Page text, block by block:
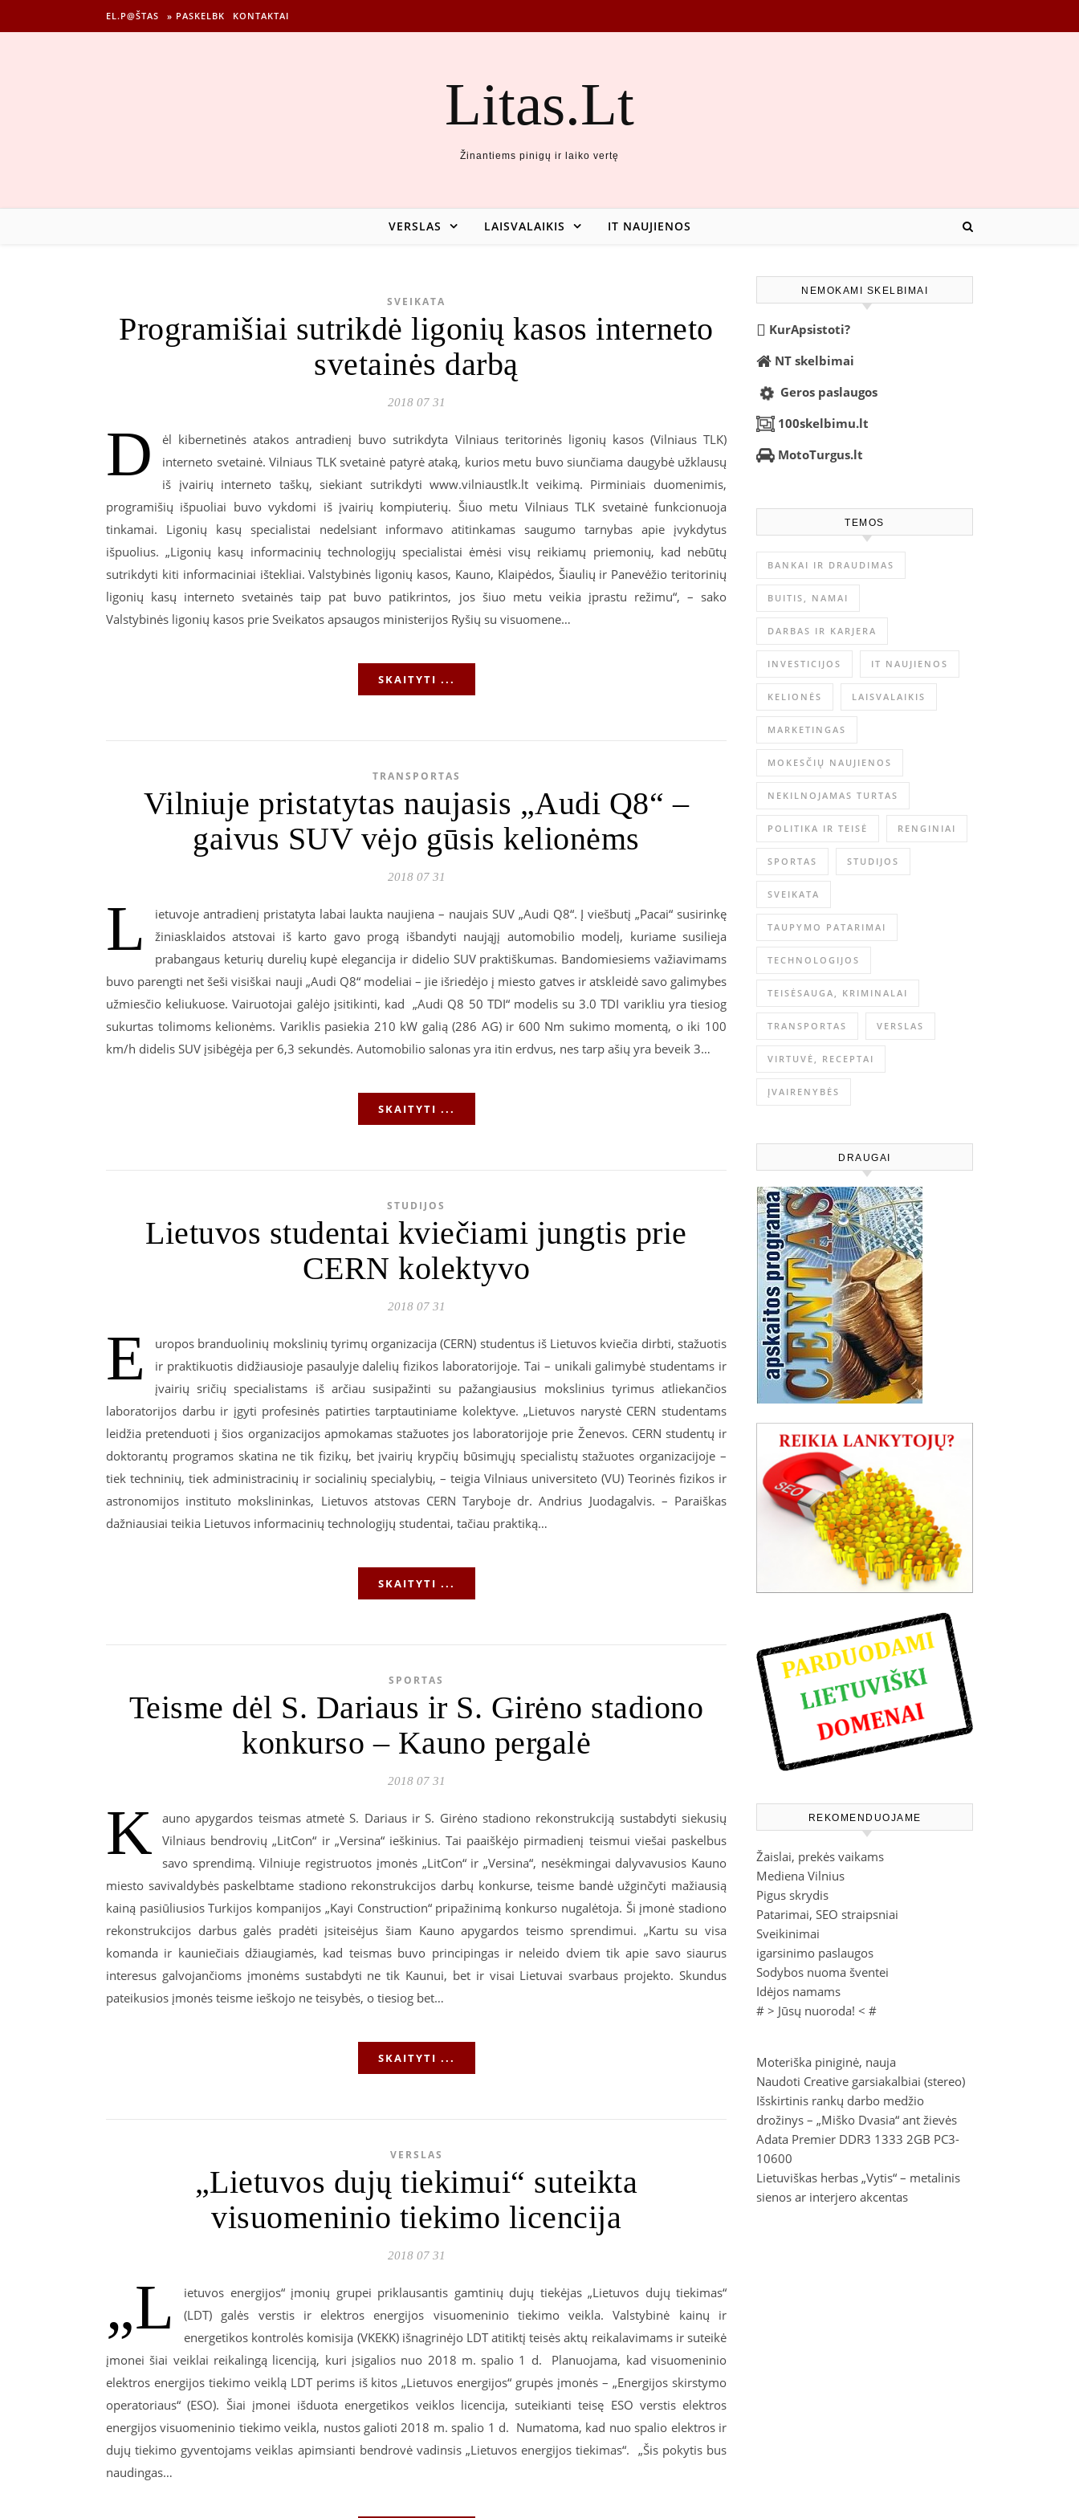
EL.P@ŠTAS » PASKELBK KONTAKTAI
Litas.Lt
Žinantiems pinigų ir laiko vertę
VERSLAS LAISVALAIKIS IT NAUJIENOS
SVEIKATA
Programišiai sutrikdė ligonių kasos interneto
svetainės darbą
2018 07 31
D
ėl kibernetinės atakos antradienį buvo sutrikdyta Vilniaus teritorinės ligonių kasos (Vilniaus TLK)
interneto svetainė. Vilniaus TLK svetainė patyrė ataką, kurios metu buvo siunčiama daugybė užklausų
iš įvairių interneto taškų, siekiant sutrikdyti www.vilniaustlk.lt veikimą. Pirminiais duomenimis,
programišių išpuoliai buvo vykdomi iš įvairių kompiuterių. Šiuo metu Vilniaus TLK svetainė funkcionuoja
tinkamai. Ligonių kasų specialistai nedelsiant informavo atitinkamas saugumo tarnybas apie įvykdytus
išpuolius. „Ligonių kasų informacinių technologijų specialistai ėmėsi visų reikiamų priemonių, kad nebūtų
sutrikdyti kiti informaciniai ištekliai. Valstybinės ligonių kasos, Kauno, Klaipėdos, Šiaulių ir Panevėžio teritorinių
ligonių kasų interneto svetainės taip pat buvo patikrintos, jos šiuo metu veikia įprastu režimu“, – sako
Valstybinės ligonių kasos prie Sveikatos apsaugos ministerijos Ryšių su visuomene…
SKAITYTI ...
TRANSPORTAS
Vilniuje pristatytas naujasis „Audi Q8“ –
gaivus SUV vėjo gūsis kelionėms
2018 07 31
L
ietuvoje antradienį pristatyta labai laukta naujiena – naujais SUV „Audi Q8“. Į viešbutį „Pacai“ susirinkę
žiniasklaidos atstovai iš karto gavo progą išbandyti naująjį automobilio modelį, kuriame susilieja
prabangaus keturių durelių kupė elegancija ir didelio SUV praktiškumas. Bandomiesiems važiavimams
buvo parengti net šeši visiškai nauji „Audi Q8“ modeliai – jie išriedėjo į miesto gatves ir atskleidė savo galimybes
užmiesčio keliukuose. Vairuotojai galėjo įsitikinti, kad „Audi Q8 50 TDI“ modelis su 3.0 TDI varikliu yra tiesiog
sukurtas tolimoms kelionėms. Variklis pasiekia 210 kW galią (286 AG) ir 600 Nm sukimo momentą, o iki 100
km/h didelis SUV įsibėgėja per 6,3 sekundės. Automobilio salonas yra itin erdvus, nes tarp ašių yra beveik 3…
SKAITYTI ...
STUDIJOS
Lietuvos studentai kviečiami jungtis prie
CERN kolektyvo
2018 07 31
E
uropos branduolinių mokslinių tyrimų organizacija (CERN) studentus iš Lietuvos kviečia dirbti, stažuotis
ir praktikuotis didžiausioje pasaulyje dalelių fizikos laboratorijoje. Tai – unikali galimybė studentams ir
įvairių sričių specialistams iš arčiau susipažinti su pažangiausius mokslinius tyrimus atliekančios
laboratorijos darbu ir įgyti profesinės patirties tarptautiniame kolektyve. „Lietuvos narystė CERN studentams
leidžia pretenduoti į šios organizacijos apmokamas stažuotes jos laboratorijoje prie Ženevos. CERN studentų ir
doktorantų programos skatina ne tik fizikų, bet įvairių krypčių būsimųjų specialistų stažuotes organizacijoje –
tiek techninių, tiek administracinių ir socialinių specialybių, – teigia Vilniaus universiteto (VU) Teorinės fizikos ir
astronomijos instituto mokslininkas, Lietuvos atstovas CERN Taryboje dr. Andrius Juodagalvis. – Paraiškas
dažniausiai teikia Lietuvos informacinių technologijų studentai, tačiau praktiką…
SKAITYTI ...
SPORTAS
Teisme dėl S. Dariaus ir S. Girėno stadiono
konkurso – Kauno pergalė
2018 07 31
K
auno apygardos teismas atmetė S. Dariaus ir S. Girėno stadiono rekonstrukciją sustabdyti siekusių
Vilniaus bendrovių „LitCon“ ir „Versina“ ieškinius. Tai paaiškėjo pirmadienį teismui viešai paskelbus
savo sprendimą. Vilniuje registruotos įmonės „LitCon“ ir „Versina“, nesėkmingai dalyvavusios Kauno
miesto savivaldybės paskelbtame stadiono rekonstrukcijos darbų konkurse, teisme bandė užginčyti mažiausią
kainą pasiūliusios Turkijos kompanijos „Kayi Construction“ pripažinimą konkurso nugalėtoja. Ši įmonė stadiono
rekonstrukcijos darbus galės pradėti įsiteisėjus šiam Kauno apygardos teismo sprendimui. „Kartu su visa
komanda ir kauniečiais džiaugiamės, kad teismas buvo principingas ir neleido dviem tik apie savo siaurus
interesus galvojančioms įmonėms sustabdyti ne tik Kaunui, bet ir visai Lietuvai svarbaus projekto. Skundus
pateikusios įmonės teisme ieškojo ne teisybės, o tiesiog bet…
SKAITYTI ...
VERSLAS
„Lietuvos dujų tiekimui“ suteikta
visuomeninio tiekimo licencija
2018 07 31
„L
ietuvos energijos“ įmonių grupei priklausantis gamtinių dujų tiekėjas „Lietuvos dujų tiekimas“
(LDT) galės verstis ir elektros energijos visuomeninio tiekimo veikla. Valstybinė kainų ir
energetikos kontrolės komisija (VKEKK) išnagrinėjo LDT atitiktį teisės aktų reikalavimams ir suteikė
įmonei šiai veiklai reikalingą licenciją, kuri įsigalios nuo 2018 m. spalio 1 d. Planuojama, kad visuomeninio
elektros energijos tiekimo veiklą LDT perims iš kitos „Lietuvos energijos“ grupės įmonės – „Energijos skirstymo
operatoriaus“ (ESO). Šiai įmonei išduota energetikos veiklos licencija, suteikianti teisę ESO verstis elektros
energijos visuomeninio tiekimo veikla, nustos galioti 2018 m. spalio 1 d. Numatoma, kad nuo spalio elektros ir
dujų tiekimo gyventojams veiklas apimsianti bendrovė vadinsis „Lietuvos energijos tiekimas“. „Šis pokytis bus
naudingas…
NEMOKAMI SKELBIMAI
KurApsistoti?
NT skelbimai
Geros paslaugos
100skelbimu.lt
MotoTurgus.lt
TEMOS
BANKAI IR DRAUDIMAS
BUITIS, NAMAI
DARBAS IR KARJERA
INVESTICIJOS IT NAUJIENOS
KELIONĖS LAISVALAIKIS
MARKETINGAS
MOKESČIŲ NAUJIENOS
NEKILNOJAMAS TURTAS
POLITIKA IR TEISĖ RENGINIAI
SPORTAS STUDIJOS
SVEIKATA
TAUPYMO PATARIMAI
TECHNOLOGIJOS
TEISĖSAUGA, KRIMINALAI
TRANSPORTAS VERSLAS
VIRTUVĖ, RECEPTAI
ĮVAIRENYBĖS
DRAUGAI
REKOMENDUOJAME
Žaislai, prekės vaikams
Mediena Vilnius
Pigus skrydis
Patarimai, SEO straipsniai
Sveikinimai
igarsinimo paslaugos
Sodybos nuoma šventei
Idėjos namams
# > Jūsų nuoroda! < #
Moteriška piniginė, nauja
Naudoti Creative garsiakalbiai (stereo)
Išskirtinis rankų darbo medžio
drožinys – „Miško Dvasia“ ant žievės
Adata Premier DDR3 1333 2GB PC3-
10600
Lietuviškas herbas „Vytis“ – metalinis
sienos ar interjero akcentas